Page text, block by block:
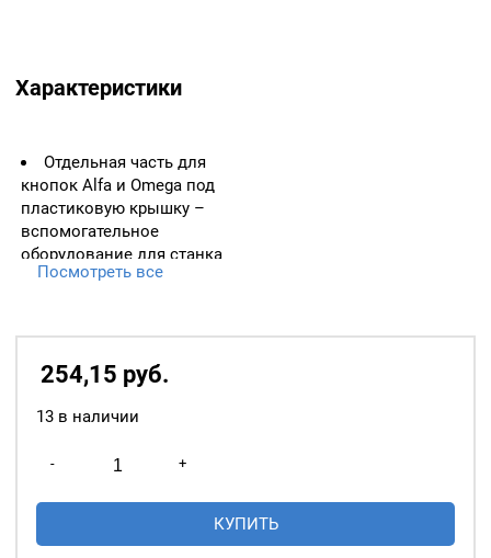
Характеристики
Отдельная часть для
кнопок Alfa и Omega под
пластиковую крышку –
вспомогательное
оборудование для станка
или специализированного
Посмотреть все
254,15 руб.
13 в наличии
-
товара
Насадка
+
КУПИТЬ